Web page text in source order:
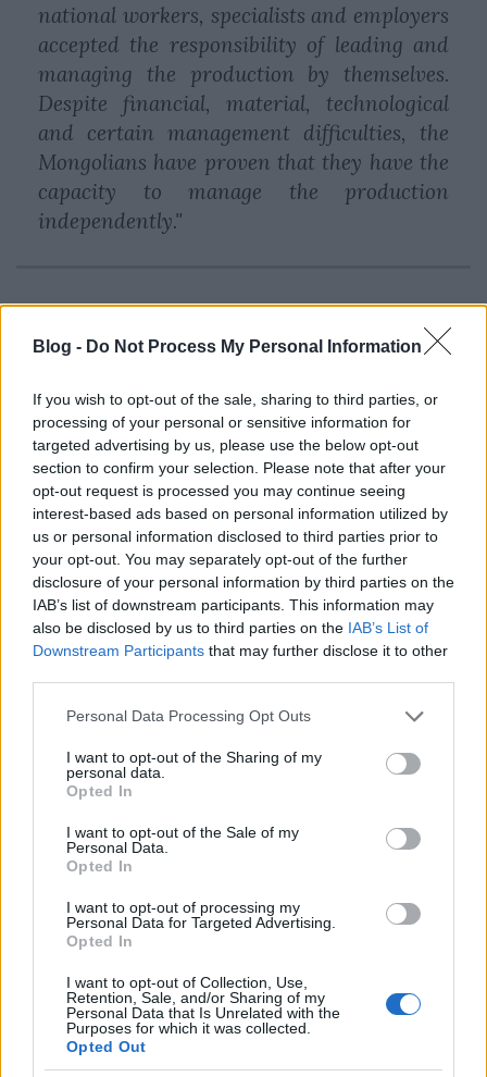
Blog - Do Not Process My Personal Information
If you wish to opt-out of the sale, sharing to third parties, or
processing of your personal or sensitive information for
targeted advertising by us, please use the below opt-out
section to confirm your selection. Please note that after your
opt-out request is processed you may continue seeing
interest-based ads based on personal information utilized by
us or personal information disclosed to third parties prior to
your opt-out. You may separately opt-out of the further
disclosure of your personal information by third parties on the
IAB’s list of downstream participants. This information may
also be disclosed by us to third parties on the IAB’s List of
Downstream Participants that may further disclose it to other
Please note that this website/app uses one or more Google
not limited to your visit or usage behaviour. You may click to
grant or deny consent to Google and its third-party tags to
use your data for below specified purposes in below Google
consent section.
Personal Data Processing Opt Outs
I want to opt-out of the Sharing of my
personal data.
Opted In
I want to opt-out of the Sale of my
Personal Data.
Opted In
I want to opt-out of processing my
Personal Data for Targeted Advertising.
Opted In
I want to opt-out of Collection, Use,
Retention, Sale, and/or Sharing of my
Personal Data that Is Unrelated with the
Purposes for which it was collected.
Opted Out
national workers, specialists and employers
accepted the responsibility of leading and
managing the production by themselves.
Despite financial, material, technological
and certain management difficulties, the
Mongolians have proven that they have the
capacity to manage the production
independently."
A 70-es években magyar gazdasági-műszaki közreműködéssel olyan
Biokombinát (állatgyógyászati termékeket előállító nagyüzem), a Darhani
Vágóhíd és Húskombinát, az Ulánbátori Ruhagyár, magyar geológiai
expedíciók, s magyar vízügyi szakemberek csoportjai dolgoztak évekig
Mongóliában.
Szóval mi támogatjuk egy kisbarátielvtársi
kölcsönnel ezt a mongol gyógyszergyárat. És Veres
zsírozta le a bizniszt.Nice!
És akkor egy kis pdf-csemegeSoros György
honlapjáról:
Below is the list of enterprises and
economic entities to be privatized in
2005-2008:
-"Gobi" Shareholding Co. By open tender
-"Buligaar" Shareholding Co. By open
tender
-"Mongol Camel Wool" Co., Ltd. By auction
sale
-"Darkhan Makh-Expo" Shareholding Co.